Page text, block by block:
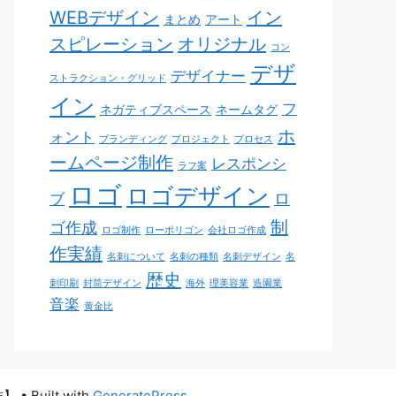
WEBデザイン まとめ アート イン
スピレーション オリジナル コン
ストラクション・グリッド デザイナー デザ
イン ネガティブスペース ネームタグ フ
ォント
ブランディング プロジェクト プロセス ホ
ームページ制作 ラフ案
レスポンシ
ブ ロゴ ロゴデザイン ロ
ゴ作成 ロゴ制作 ローポリゴン 会社ロゴ作成 制
作実績 名刺について 名刺の種類 名刺デザイン 名
刺印刷 封筒デザイン 歴史 海外 理美容業 造園業
音楽 黄金比